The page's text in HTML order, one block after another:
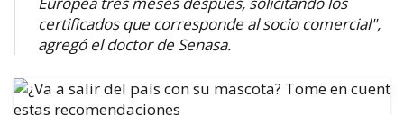
certificados que corresponde al socio comercial",
agregó el doctor de Senasa.